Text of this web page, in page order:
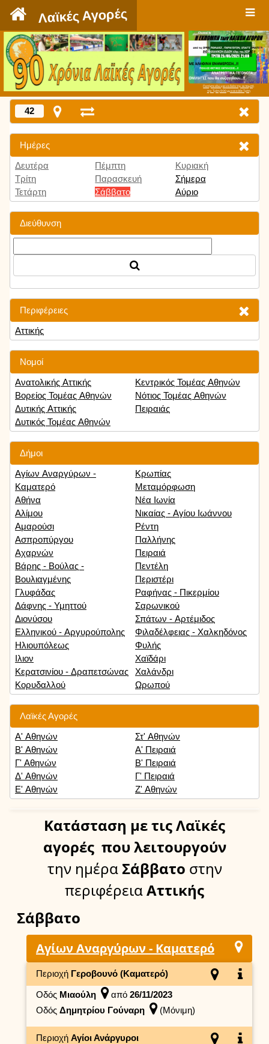
Λαϊκές Αγορές
Πατήστε εδώ για να δείτε την εκπομπή
την Τρίτη 9:00 μμ και κάθε Τρίτη
42
Ημέρες
Δευτέρα
Τρίτη
Τετάρτη
Πέμπτη
Παρασκευή
Σάββατο
Κυριακή
Σήμερα
Αύριο
Διεύθυνση
Περιφέρειες
Αττικής
Νομοί
Ανατολικής Αττικής
Βορείος Τομέας Αθηνών
Δυτικής Αττικής
Δυτικός Τομέας Αθηνών
Κεντρικός Τομέας Αθηνών
Νότιος Τομέας Αθηνών
Πειραιάς
Δήμοι
Αγίων Αναργύρων -
Καματερό
Αθήνα
Αλίμου
Αμαρούσι
Ασπροπύργου
Αχαρνών
Βάρης - Βούλας -
Βουλιαγμένης
Γλυφάδας
Δάφνης - Υμηττού
Διονύσου
Ελληνικού - Αργυρούπολης
Ηλιουπόλεως
Ιλιον
Κερατσινίου - Δραπετσώνας
Κορυδαλλού
Κρωπίας
Μεταμόρφωση
Νέα Ιωνία
Νικαίας - Αγίου Ιωάννου
Ρέντη
Παλλήνης
Πειραιά
Πεντέλη
Περιστέρι
Ραφήνας - Πικερμίου
Σαρωνικού
Σπάτων - Αρτέμιδος
Φιλαδέλφειας - Χαλκηδόνος
Φυλής
Χαϊδάρι
Χαλάνδρι
Ωρωπού
Λαϊκές Αγορές
Α' Αθηνών
Β' Αθηνών
Γ' Αθηνών
Δ' Αθηνών
Ε' Αθηνών
Στ' Αθηνών
Α' Πειραιά
Β' Πειραιά
Γ' Πειραιά
Ζ' Αθηνών
Κατάσταση με τις Λαϊκές
αγορές που λειτουργούν
την ημέραΣάββατο στην
περιφέρειαΑττικής
Σάββατο
Αγίων Αναργύρων - Καματερό
Περιοχή Γεροβουνό (Καματερό)
Οδός Μιαούλη από 26/11/2023
Οδός Δημητρίου Γούναρη (Μόνιμη)
Περιοχή Αγίοι Ανάργυροι